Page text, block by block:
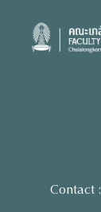
content
Contact :